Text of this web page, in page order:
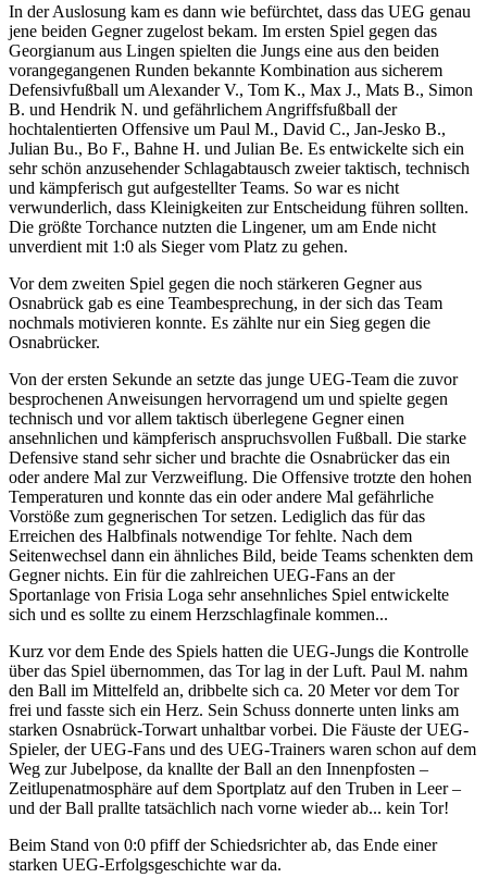
In der Auslosung kam es dann wie befürchtet, dass das UEG genau
jene beiden Gegner zugelost bekam. Im ersten Spiel gegen das
Georgianum aus Lingen spielten die Jungs eine aus den beiden
vorangegangenen Runden bekannte Kombination aus sicherem
Defensivfußball um Alexander V., Tom K., Max J., Mats B., Simon
B. und Hendrik N. und gefährlichem Angriffsfußball der
hochtalentierten Offensive um Paul M., David C., Jan-Jesko B.,
Julian Bu., Bo F., Bahne H. und Julian Be. Es entwickelte sich ein
sehr schön anzusehender Schlagabtausch zweier taktisch, technisch
und kämpferisch gut aufgestellter Teams. So war es nicht
verwunderlich, dass Kleinigkeiten zur Entscheidung führen sollten.
Die größte Torchance nutzten die Lingener, um am Ende nicht
unverdient mit 1:0 als Sieger vom Platz zu gehen.
Vor dem zweiten Spiel gegen die noch stärkeren Gegner aus
Osnabrück gab es eine Teambesprechung, in der sich das Team
nochmals motivieren konnte. Es zählte nur ein Sieg gegen die
Osnabrücker.
Von der ersten Sekunde an setzte das junge UEG-Team die zuvor
besprochenen Anweisungen hervorragend um und spielte gegen
technisch und vor allem taktisch überlegene Gegner einen
ansehnlichen und kämpferisch anspruchsvollen Fußball. Die starke
Defensive stand sehr sicher und brachte die Osnabrücker das ein
oder andere Mal zur Verzweiflung. Die Offensive trotzte den hohen
Temperaturen und konnte das ein oder andere Mal gefährliche
Vorstöße zum gegnerischen Tor setzen. Lediglich das für das
Erreichen des Halbfinals notwendige Tor fehlte. Nach dem
Seitenwechsel dann ein ähnliches Bild, beide Teams schenkten dem
Gegner nichts. Ein für die zahlreichen UEG-Fans an der
Sportanlage von Frisia Loga sehr ansehnliches Spiel entwickelte
sich und es sollte zu einem Herzschlagfinale kommen...
Kurz vor dem Ende des Spiels hatten die UEG-Jungs die Kontrolle
über das Spiel übernommen, das Tor lag in der Luft. Paul M. nahm
den Ball im Mittelfeld an, dribbelte sich ca. 20 Meter vor dem Tor
frei und fasste sich ein Herz. Sein Schuss donnerte unten links am
starken Osnabrück-Torwart unhaltbar vorbei. Die Fäuste der UEG-
Spieler, der UEG-Fans und des UEG-Trainers waren schon auf dem
Weg zur Jubelpose, da knallte der Ball an den Innenpfosten –
Zeitlupenatmosphäre auf dem Sportplatz auf den Truben in Leer –
und der Ball prallte tatsächlich nach vorne wieder ab... kein Tor!
Beim Stand von 0:0 pfiff der Schiedsrichter ab, das Ende einer
starken UEG-Erfolgsgeschichte war da.